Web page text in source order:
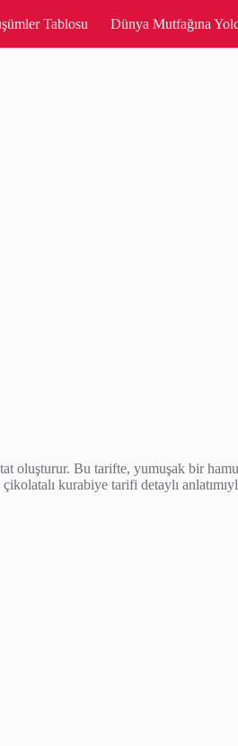
Tablosu Dünya Mutfağına
oluşturur. Bu tarifte, yumuşak bir
kurabiye tarifi detaylı